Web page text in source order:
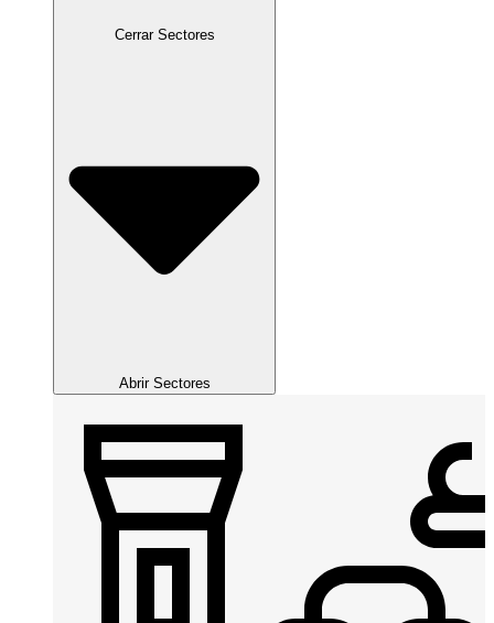
Cerrar Sectores
Abrir Sectores